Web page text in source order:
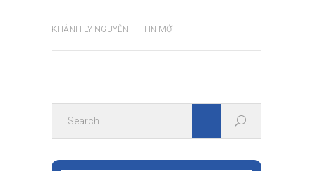
KHÁNH LY NGUYỄN TIN MỚI